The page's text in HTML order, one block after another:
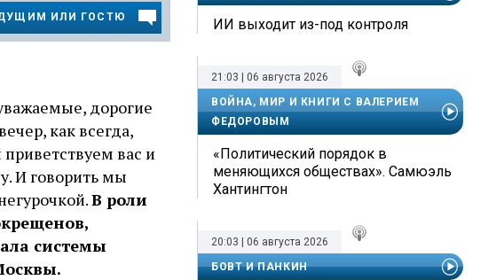
ИЛИ ГОСТЮ
дорогие
как всегда,
вас и
И говорить мы
В роли
системы
ИИ выходит из-под контроля
21:03 | 06 августа 2026
ВОЙНА, МИР И КНИГИ С ВАЛЕРИЕМ
ФЕДОРОВЫМ
«Политический порядок в
меняющихся обществах». Самюэль
Хантингтон
20:03 | 06 августа 2026
БОВТ И ПАНКИН